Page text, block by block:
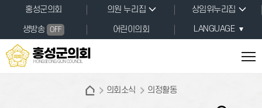
본문바로가기
홍성군의회 의원 누리집
상임위누리집
생방송
OFF 어린이의회 LANGUAGE
홍성군의회
HONGSEONG GUN COUNCIL
의회소식 의정활동